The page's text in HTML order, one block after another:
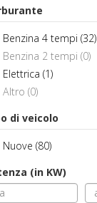
Benzina 4 tempi (32)
Benzina 2 tempi (0)
Elettrica (1)
Altro (0)
di veicolo
Nuove (80)
(in KW)